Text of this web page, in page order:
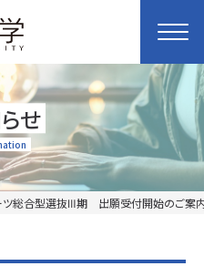
せ
総合型選抜Ⅲ期 出願受付開始のご案内